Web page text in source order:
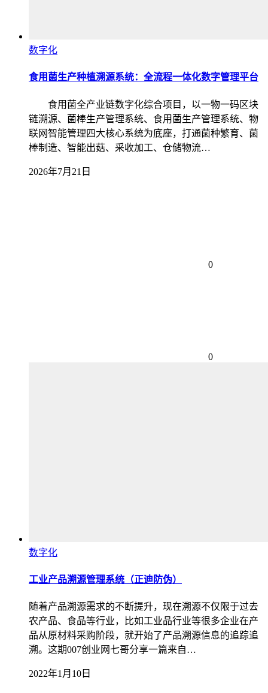
数字化
食用菌生产种植溯源系统：全流程一体化数字管理平台
食用菌全产业链数字化综合项目，以一物一码区块
链溯源、菌棒生产管理系统、食用菌生产管理系统、物
联网智能管理四大核心系统为底座，打通菌种繁育、菌
棒制造、智能出菇、采收加工、仓储物流…
2026年7月21日
0
0
数字化
工业产品溯源管理系统（正迪防伪）
随着产品溯源需求的不断提升，现在溯源不仅限于过去
农产品、食品等行业，比如工业品行业等很多企业在产
品从原材料采购阶段，就开始了产品溯源信息的追踪追
溯。这期007创业网七哥分享一篇来自…
2022年1月10日